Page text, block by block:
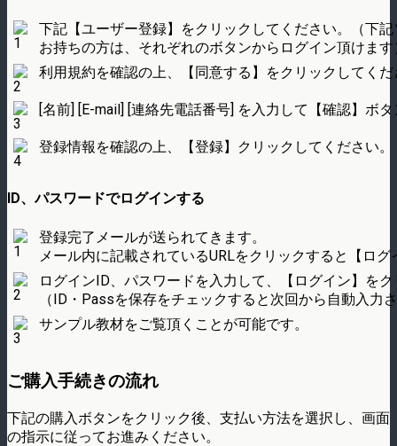
下記【ユーザー登録】をクリックしてください。（下
お持ちの方は、それぞれのボタンからログイン頂けます
利用規約を確認の上、【同意する】をクリックしてくだ
[名前] [E-mail] [連絡先電話番号] を入力して【確認】ボ
登録情報を確認の上、【登録】クリックしてください。
ID、パスワードでログインする
登録完了メールが送られてきます。
メール内に記載されているURLをクリックすると【ロ
ログインID、パスワードを入力して、【ログイン】を
（ID・Passを保存をチェックすると次回から自動入力
サンプル教材をご覧頂くことが可能です。
ご購入手続きの流れ
下記の購入ボタンをクリック後、支払い方法を選択し、画面
の指示に従ってお進みください。